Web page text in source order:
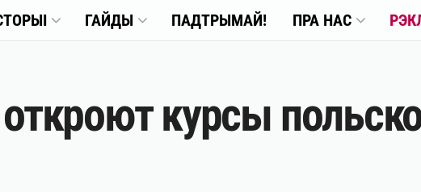
ГАЙДЫ ПАДТРЫМАЙ! ПРА НАС
курсы